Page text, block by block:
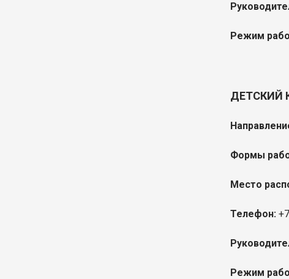
Режим
ДЕТСКИЙ
Формы
Место
Телефон:
Режим